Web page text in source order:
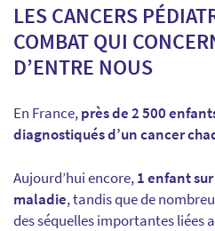
LES CANCERS
COMBAT QUI
D’ENTRE NOUS
En France,près de 2 500
diagnostiqués d’un cancer
Aujourd’hui encore,1 enfant
maladie, tandis que de
des séquelles importantes liées